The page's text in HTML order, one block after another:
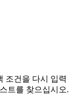
조건을 다시 입력
트를 찾으십시오.